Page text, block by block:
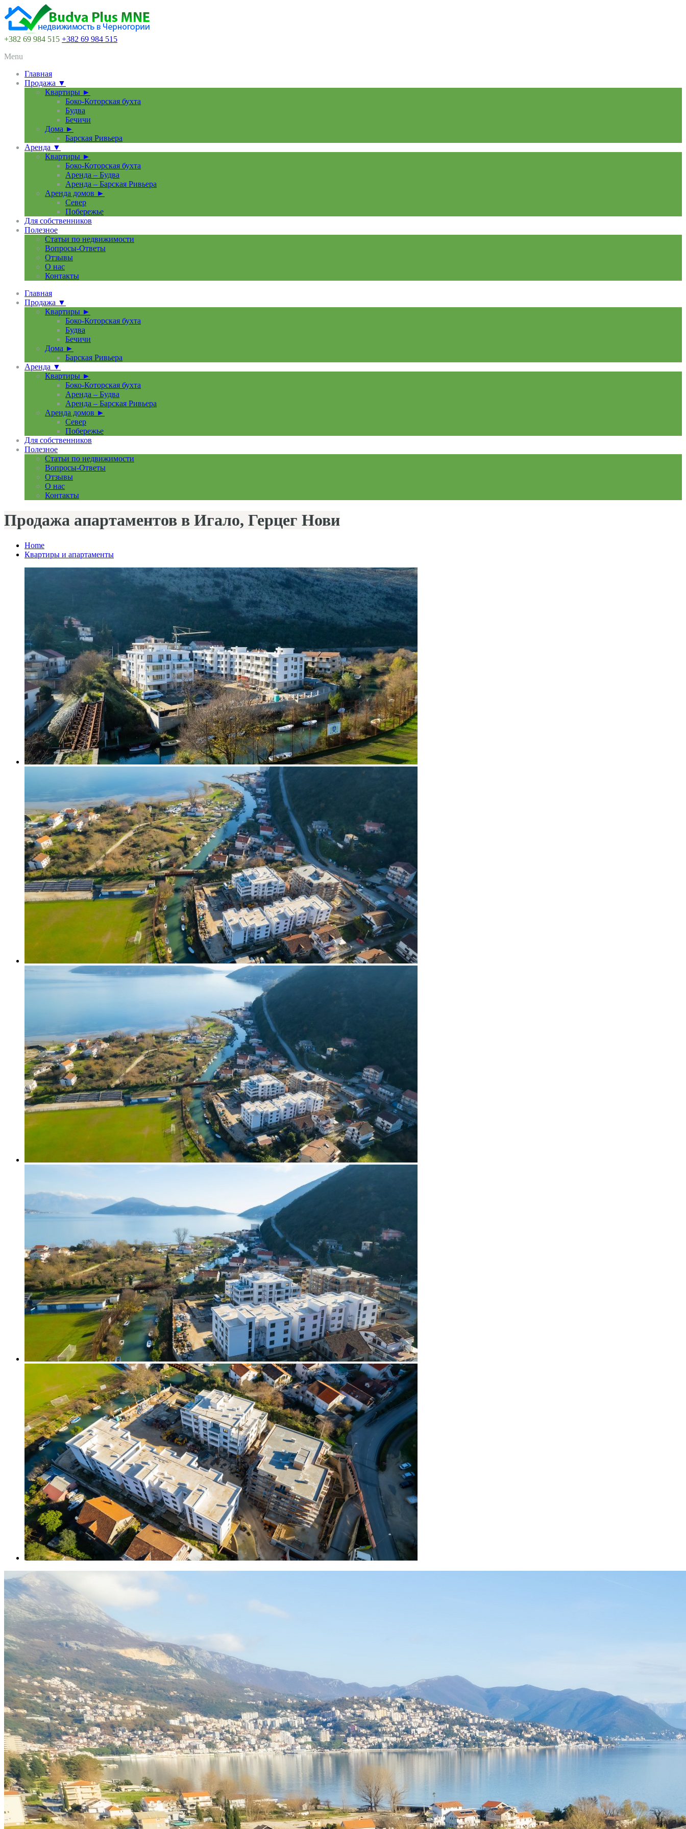
+382 69 984 515 +382 69 984 515
Menu
Главная
Продажа ▼
Квартиры ►
Боко-Которская бухта
Будва
Бечичи
Дома ►
Барская Ривьера
Аренда ▼
Квартиры ►
Боко-Которская бухта
Аренда – Будва
Аренда – Барская Ривьера
Аренда домов ►
Север
Побережье
Для собственников
Полезное
Статьи по недвижимости
Вопросы-Ответы
Отзывы
О нас
Контакты
Главная
Продажа ▼
Квартиры ►
Боко-Которская бухта
Будва
Бечичи
Дома ►
Барская Ривьера
Аренда ▼
Квартиры ►
Боко-Которская бухта
Аренда – Будва
Аренда – Барская Ривьера
Аренда домов ►
Север
Побережье
Для собственников
Полезное
Статьи по недвижимости
Вопросы-Ответы
Отзывы
О нас
Контакты
Продажа апартаментов в Игало, Герцег Нови
Home
Квартиры и апартаменты